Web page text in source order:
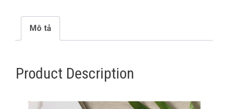
Mô tả
Product Description